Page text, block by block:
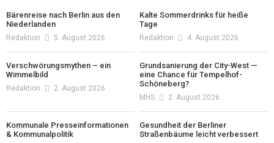
Bärenreise nach Berlin aus den
Niederlanden
Redaktion 5. August 2026
Kalte Sommerdrinks für heiße
Tage
Redaktion 4. August 2026
Verschwörungsmythen – ein
Wimmelbild
Redaktion 2. August 2026
Grundsanierung der City-West —
eine Chance für Tempelhof-
Schöneberg?
MHS 2. August 2026
Kommunale Presseinformationen
& Kommunalpolitik
Gesundheit der Berliner
Straßenbäume leicht verbessert